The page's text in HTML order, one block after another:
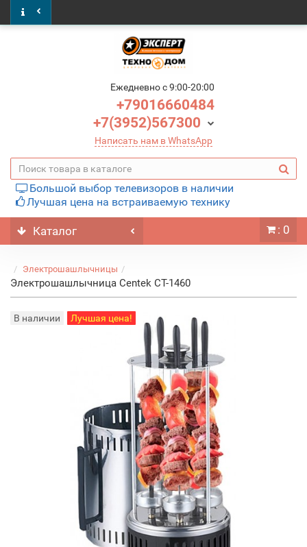
Ежедневно c 9:00-20:00
+79016660484
+7(3952)567300
Написать нам в WhatsApp
Большой выбор телевизоров в наличии
Лучшая цена на встраиваемую технику
Каталог : 0
Электрошашлычницы
Электрошашлычница Centek CT-1460
В наличии Лучшая цена!